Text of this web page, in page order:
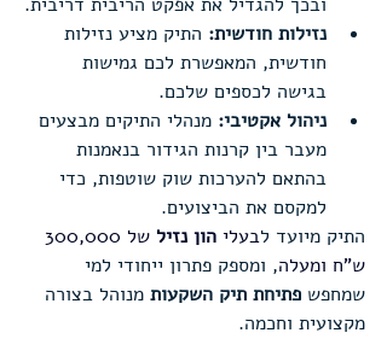
נזילות חודשית: התיק מציע נזילות
חודשית, המאפשרת לכם גמישות
בגישה לכספים שלכם.
ניהול אקטיבי: מנהלי התיקים מבצעים
מעבר בין קרנות הגידור בנאמנות
בהתאם להערכות שוק שוטפות, כדי
למקסם את הביצועים.
התיק מיועד לבעלי הון נזיל
ש"ח ומעלה, ומספק פתרון ייחודי למי
שמחפש פתיחת תיק השקעות מנוהל בצורה
מקצועית וחכמה.